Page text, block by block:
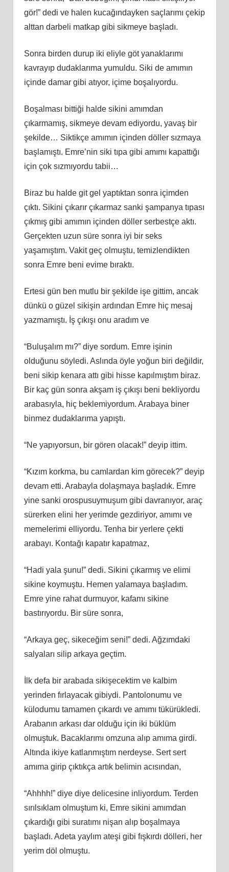
gör!” dedi ve halen kucağındayken saçlarımı çekip
alttan darbeli matkap gibi sikmeye başladı.
Sonra birden durup iki eliyle göt yanaklarımı
kavrayıp dudaklarıma yumuldu. Siki de amımın
içinde damar gibi atıyor, içime boşalıyordu.
Boşalması bittiği halde sikini amımdan
çıkarmamış, sikmeye devam ediyordu, yavaş bir
şekilde… Siktikçe amımın içinden döller sızmaya
başlamıştı. Emre’nin siki tıpa gibi amımı kapattığı
için çok sızmıyordu tabii…
Biraz bu halde git gel yaptıktan sonra içimden
çıktı. Sikini çıkarır çıkarmaz sanki şampanya tıpası
çıkmış gibi amımın içinden döller serbestçe aktı.
Gerçekten uzun süre sonra iyi bir seks
yaşamıştım. Vakit geç olmuştu, temizlendikten
sonra Emre beni evime bıraktı.
Ertesi gün ben mutlu bir şekilde işe gittim, ancak
dünkü o güzel sikişin ardından Emre hiç mesaj
yazmamıştı. İş çıkışı onu aradım ve
“Buluşalım mı?” diye sordum. Emre işinin
olduğunu söyledi. Aslında öyle yoğun biri değildir,
beni sikip kenara attı gibi hisse kapılmıştım biraz.
Bir kaç gün sonra akşam iş çıkışı beni bekliyordu
arabasıyla, hiç beklemiyordum. Arabaya biner
binmez dudaklarıma yapıştı.
“Ne yapıyorsun, bir gören olacak!” deyip ittim.
“Kızım korkma, bu camlardan kim görecek?” deyip
devam etti. Arabayla dolaşmaya başladık. Emre
yine sanki orospusuymuşum gibi davranıyor, araç
sürerken elini her yerimde gezdiriyor, amımı ve
memelerimi elliyordu. Tenha bir yerlere çekti
arabayı. Kontağı kapatır kapatmaz,
“Hadi yala şunu!” dedi. Sikini çıkarmış ve elimi
sikine koymuştu. Hemen yalamaya başladım.
Emre yine rahat durmuyor, kafamı sikine
bastırıyordu. Bir süre sonra,
“Arkaya geç, sikeceğim seni!” dedi. Ağzımdaki
salyaları silip arkaya geçtim.
İlk defa bir arabada sikişecektim ve kalbim
yerinden fırlayacak gibiydi. Pantolonumu ve
külodumu tamamen çıkardı ve amımı tükürükledi.
Arabanın arkası dar olduğu için iki büklüm
olmuştuk. Bacaklarımı omzuna alıp amıma girdi.
Altında ikiye katlanmıştım nerdeyse. Sert sert
amıma girip çıktıkça artık belimin acısından,
“Ahhhh!” diye diye delicesine inliyordum. Terden
sırılsıklam olmuştum ki, Emre sikini amımdan
çıkardığı gibi suratımı nişan alıp boşalmaya
başladı. Adeta yaylım ateşi gibi fışkırdı dölleri, her
yerim döl olmuştu.